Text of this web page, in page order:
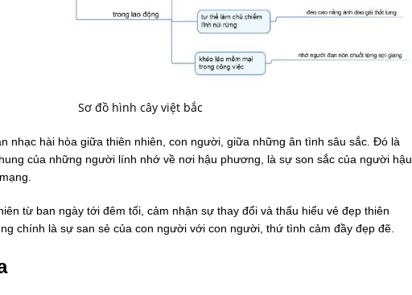
Sơ đồ hình cây việt bắc
nhạc hài hòa giữa thiên nhiên, con người, giữa những ân tình sâu sắc. Đó là
của những người lính nhớ về nơi hậu phương, là sự son sắc của người hậu
từ ban ngày tới đêm tối, cảm nhận sự thay đổi và thấu hiểu vẻ đẹp thiên
chính là sự san sẻ của con người với con người, thứ tình cảm đầy đẹp đẽ.